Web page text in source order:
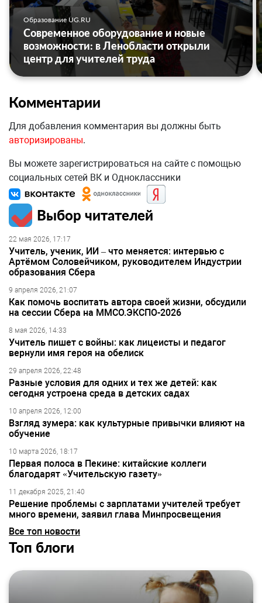
Образование UG.RU
Современное оборудование и новые
возможности: в Ленобласти открыли
центр для учителей труда
Комментарии
Для добавления комментария вы должны быть
авторизированы.
Вы можете зарегистрироваться на сайте с помощью
социальных сетей ВК и Одноклассники
Выбор читателей
22 мая 2026, 17:17
Учитель, ученик, ИИ – что меняется: интервью с
Артёмом Соловейчиком, руководителем Индустрии
образования Сбера
9 апреля 2026, 21:07
Как помочь воспитать автора своей жизни, обсудили
на сессии Сбера на ММСО.ЭКСПО-2026
8 мая 2026, 14:33
Учитель пишет с войны: как лицеисты и педагог
вернули имя героя на обелиск
29 апреля 2026, 22:48
Разные условия для одних и тех же детей: как
сегодня устроена среда в детских садах
10 апреля 2026, 12:00
Взгляд зумера: как культурные привычки влияют на
обучение
10 марта 2026, 18:17
Первая полоса в Пекине: китайские коллеги
благодарят «Учительскую газету»
11 декабря 2025, 21:40
Решение проблемы с зарплатами учителей требует
много времени, заявил глава Минпросвещения
Все топ новости
Топ блоги